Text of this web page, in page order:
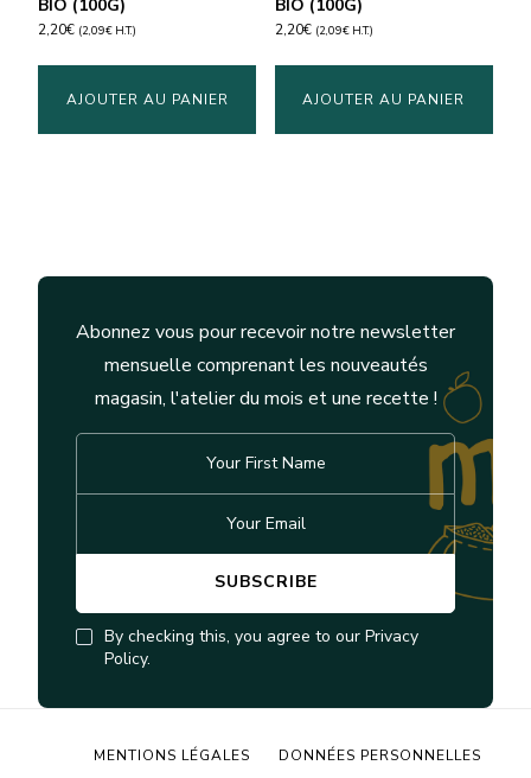
BIO (100G)
2,20€ (2,09€ H.T.)
AJOUTER AU PANIER
BIO (100G)
2,20€ (2,09€H.T.)
AJOUTER AU PANIER
Abonnez vous pour recevoir notre newsletter
mensuelle comprenant les nouveautés
magasin, l'atelier du mois et une recette !
By checking this, you agree to our Privacy
Policy.
MENTIONS LÉGALES DONNÉES PERSONNELLES